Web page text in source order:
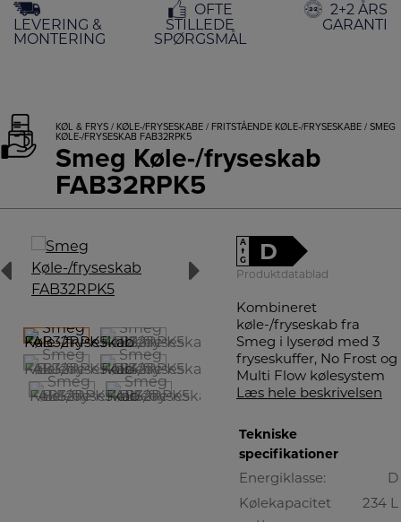
indholdet
LEVERING &
MONTERING
OFTE
STILLEDE
SPØRGSMÅL
2+2 ÅRS
GARANTI
KØL & FRYS / KØLE-/FRYSESKABE / FRITSTÅENDE KØLE-/FRYSESKABE / SMEG
KØLE-/FRYSESKAB FAB32RPK5
Smeg Køle-/fryseskab
FAB32RPK5
A
↑
G
D
Produktdatablad
Kombineret
køle-/fryseskab fra
Smeg i lyserød med 3
fryseskuffer, No Frost og
Multi Flow kølesystem
Læs hele beskrivelsen
Tekniske
specifikationer
Energiklasse:
D
Kølekapacitet
234 L